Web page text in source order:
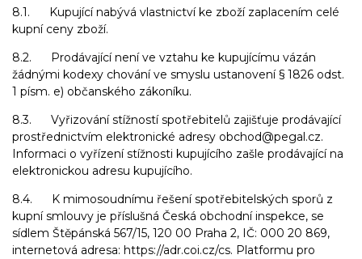
8.1. Kupující nabývá vlastnictví ke zboží zaplacením celé
kupní ceny zboží.
8.2. Prodávající není ve vztahu ke kupujícímu vázán
žádnými kodexy chování ve smyslu ustanovení § 1826 odst.
1 písm. e) občanského zákoníku.
8.3. Vyřizování stížností spotřebitelů zajišťuje prodávající
prostřednictvím elektronické adresy obchod@pegal.cz.
Informaci o vyřízení stížnosti kupujícího zašle prodávající na
elektronickou adresu kupujícího.
8.4. K mimosoudnímu řešení spotřebitelských sporů z
kupní smlouvy je příslušná Česká obchodní inspekce, se
sídlem Štěpánská 567/15, 120 00 Praha 2, IČ: 000 20 869,
internetová adresa: https://adr.coi.cz/cs. Platformu pro